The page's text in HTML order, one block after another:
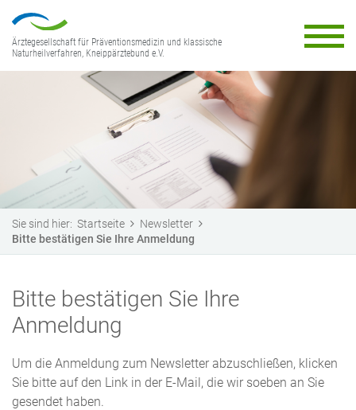
Ärztegesellschaft für Präventionsmedizin und klassische
Naturheilverfahren, Kneippärztebund e.V.
Sie sind hier: Startseite
Newsletter
Bitte bestätigen Sie Ihre Anmeldung
Bitte bestätigen Sie Ihre
Anmeldung
Um die Anmeldung zum Newsletter abzuschließen, klicken
Sie bitte auf den Link in der E-Mail, die wir soeben an Sie
gesendet haben.